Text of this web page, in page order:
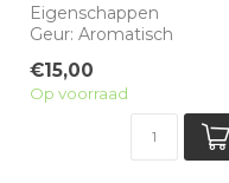
Eigenschappen
Geur: Aromatisch
Balsem spar, Kardemom,
Kas...
€15,00
Op voorraad